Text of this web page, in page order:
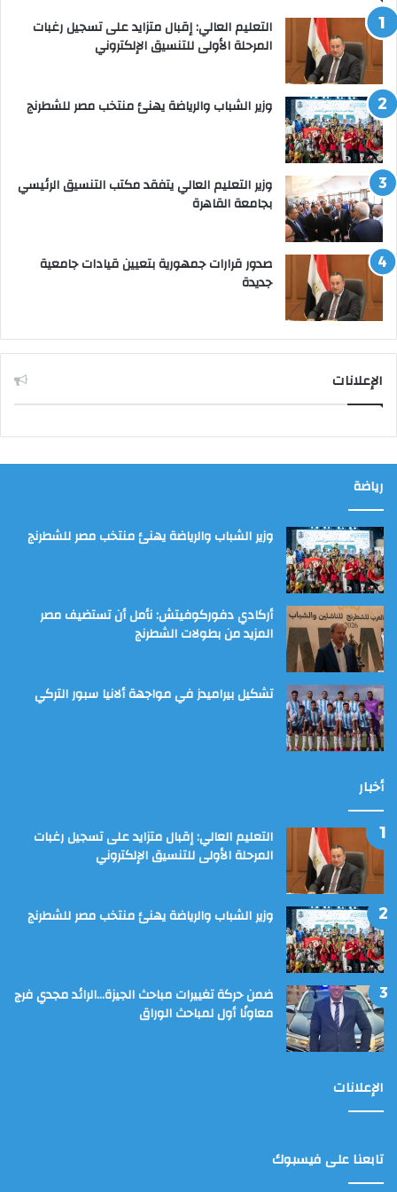
التعليم العالي: إقبال متزايد على تسجيل رغبات
المرحلة الأولى للتنسيق الإلكتروني
وزير الشباب والرياضة يهنئ منتخب مصر للشطرنج
وزير التعليم العالي يتفقد مكتب التنسيق الرئيسي
بجامعة القاهرة
صدور قرارات جمهورية بتعيين قيادات جامعية
جديدة
الإعلانات
رياضة
وزير الشباب والرياضة يهنئ منتخب مصر للشطرنج
أركادي دفوركوفيتش: نأمل أن تستضيف مصر
المزيد من بطولات الشطرنج
تشكيل بيراميدز في مواجهة ألانيا سبور التركي
أخبار
التعليم العالي: إقبال متزايد على تسجيل رغبات
المرحلة الأولى للتنسيق الإلكتروني
وزير الشباب والرياضة يهنئ منتخب مصر للشطرنج
ضمن حركة تغييرات مباحث الجيزة…الرائد مجدي فرج
معاونًا أول لمباحث الوراق
الإعلانات
تابعنا على فيسبوك